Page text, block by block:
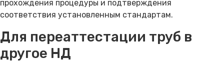
прохождения процедуры и подтверждения
соответствия установленным стандартам.
Для переаттестации труб в
другое НД